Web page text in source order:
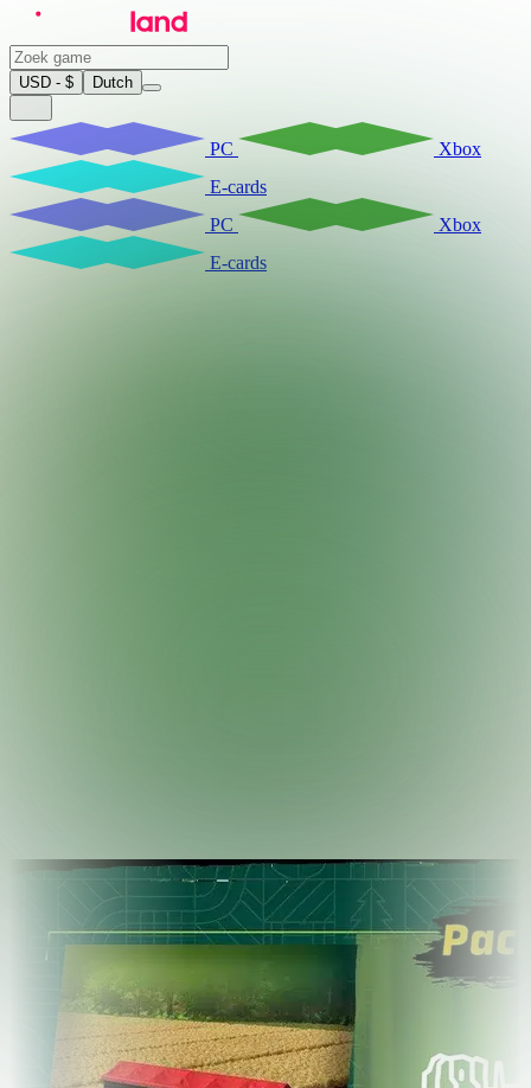
USD - $ Dutch
PC
Xbox
E-cards
PC
Xbox
E-cards